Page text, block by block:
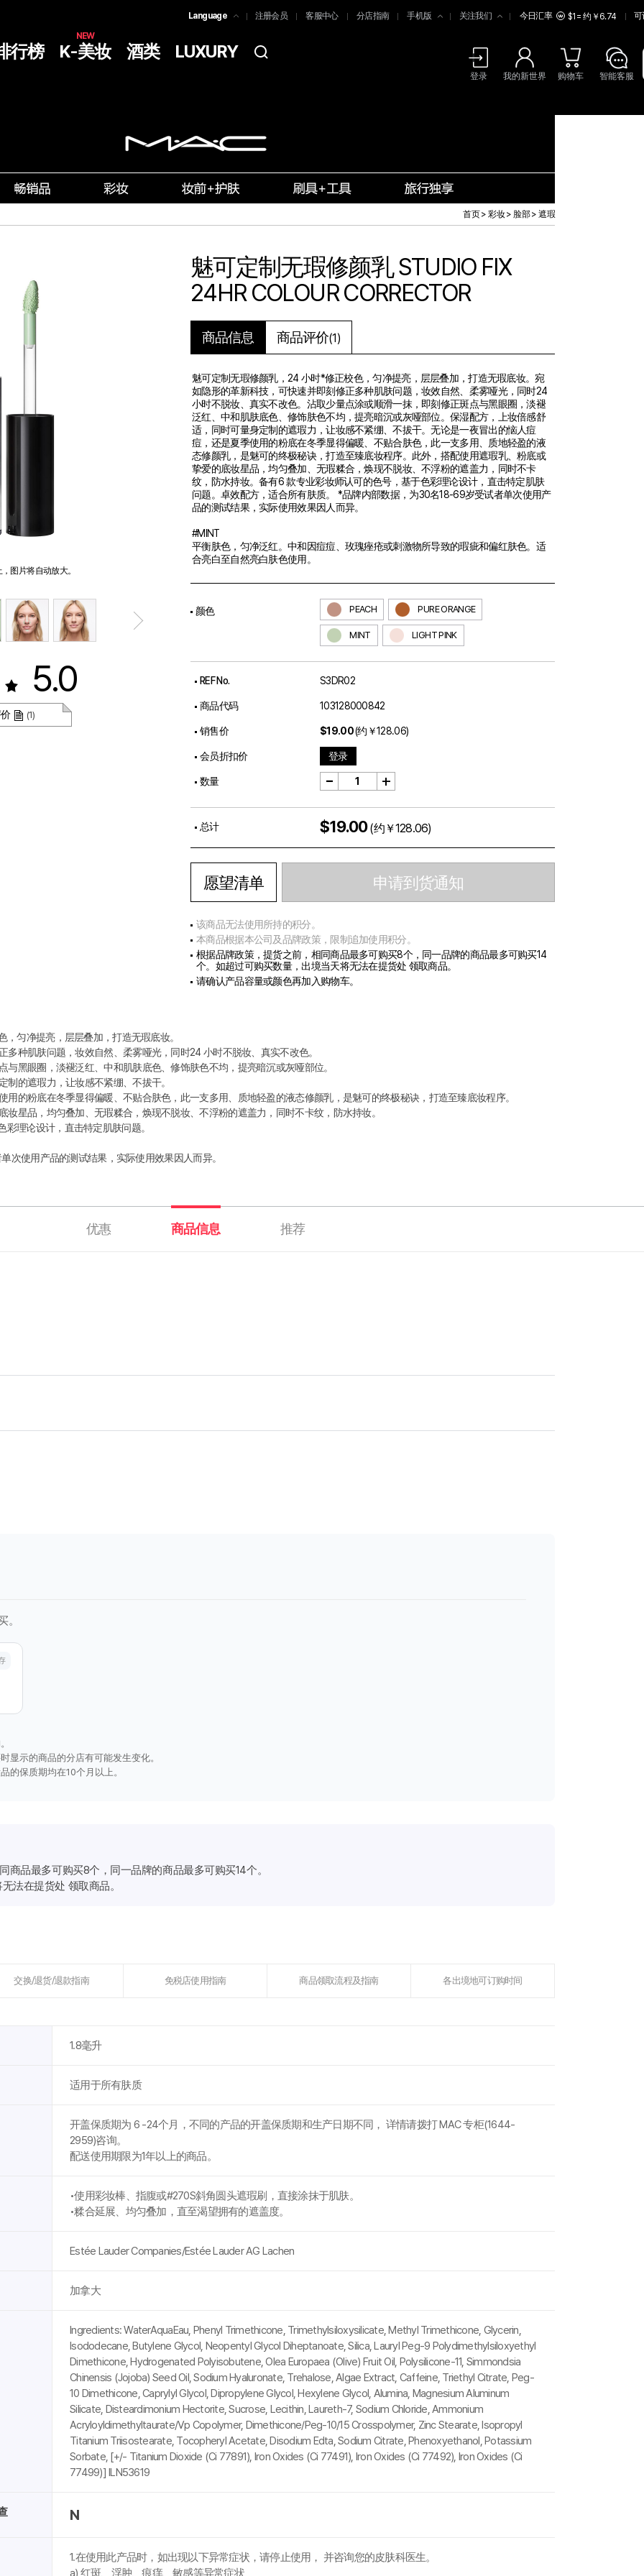
Language
简体中文
注册会员 客服中心 分店指南 手机版 关注我们 今日汇率 $1 = 约￥6.74 可
行榜 K-美妆
NEW
酒类 LUXURY
登录 我的新世界 购物车 智能客服
首页>彩妆> 脸部>遮瑕
图片将自动放大。
5.0
(1)
魅可定制无瑕修颜乳 STUDIO FIX
24HR COLOUR CORRECTOR
商品信息 商品评价(1)
魅可定制无瑕修颜乳，24 小时*修正校色，匀净提亮，层层叠加，打造无瑕底妆。宛
如隐形的革新科技，可快速并即刻修正多种肌肤问题，妆效自然、柔雾哑光，同时24
小时不脱妆、真实不改色。沾取少量点涂或顺滑一抹，即刻修正斑点与黑眼圈，淡褪
泛红、中和肌肤底色、修饰肤色不均，提亮暗沉或灰哑部位。保湿配方，上妆倍感舒
适，同时可量身定制的遮瑕力，让妆感不紧绷、不拔干。无论是一夜冒出的恼人痘
痘，还是夏季使用的粉底在冬季显得偏暖、不贴合肤色，此一支多用、质地轻盈的液
态修颜乳，是魅可的终极秘诀，打造至臻底妆程序。此外，搭配使用遮瑕乳、粉底或
挚爱的底妆星品，均匀叠加、无瑕糅合，焕现不脱妆、不浮粉的遮盖力，同时不卡
纹，防水持妆。备有6 款专业彩妆师认可的色号，基于色彩理论设计，直击特定肌肤
问题。卓效配方，适合所有肤质。 *品牌内部数据，为30名18-69岁受试者单次使用产
品的测试结果，实际使用效果因人而异。
#MINT
平衡肤色，匀净泛红。中和因痘痘、玫瑰痤疮或刺激物所导致的瑕疵和偏红肤色。适
合亮白至自然亮白肤色使用。
颜色 PEACH PURE ORANGE
MINT LIGHT PINK
REF No. S3DR02
商品代码 103128000842
销售价 $19.00(约￥128.06)
会员折扣价 登录
数量 - +
总计 $19.00(约￥128.06)
愿望清单 申请到货通知
该商品无法使用所持的积分。
本商品根据本公司及品牌政策，限制追加使用积分。
根据品牌政策，提货之前，相同商品最多可购买8个，同一品牌的商品最多可购买14
个。如超过可购买数量，出境当天将无法在提货处 领取商品。
请确认产品容量或颜色再加入购物车。
匀净提亮，层层叠加，打造无瑕底妆。
多种肌肤问题，妆效自然、柔雾哑光，同时24 小时不脱妆、真实不改色。
与黑眼圈，淡褪泛红、中和肌肤底色、修饰肤色不均，提亮暗沉或灰哑部位。
的遮瑕力，让妆感不紧绷、不拔干。
用的粉底在冬季显得偏暖、不贴合肤色，此一支多用、质地轻盈的液态修颜乳，是魅可的终极秘诀，打造至臻底妆程序。
妆星品，均匀叠加、无瑕糅合，焕现不脱妆、不浮粉的遮盖力，同时不卡纹，防水持妆。
理论设计，直击特定肌肤问题。
次使用产品的测试结果，实际使用效果因人而异。
优惠 商品信息 推荐
。
显示的商品的分店有可能发生变化。
的保质期均在10个月以上。
商品最多可购买8个，同一品牌的商品最多可购买14个。
法在提货处 领取商品。
交换/退货/退款指南 免税店使用指南 商品领取流程及指南 各出境地可订购时间
1.8毫升
适用于所有肤质
开盖保质期为 6 -24个月，不同的产品的开盖保质期和生产日期不同， 详情请拨打 MAC 专柜(1644-
2959)咨询。
配送使用期限为1年以上的商品。
•使用彩妆棒、指腹或#270S斜角圆头遮瑕刷，直接涂抹于肌肤。
•糅合延展、均匀叠加，直至渴望拥有的遮盖度。
Estée Lauder Companies/Estée Lauder AG Lachen
加拿大
Ingredients: WaterAquaEau, Phenyl Trimethicone, Trimethylsiloxysilicate, Methyl Trimethicone, Glycerin,
Isododecane, Butylene Glycol, Neopentyl Glycol Diheptanoate, Silica, Lauryl Peg-9 Polydimethylsiloxyethyl
Dimethicone, Hydrogenated Polyisobutene, Olea Europaea (Olive) Fruit Oil, Polysilicone-11, Simmondsia
Chinensis (Jojoba) Seed Oil, Sodium Hyaluronate, Trehalose, Algae Extract, Caffeine, Triethyl Citrate, Peg-
10 Dimethicone, Caprylyl Glycol, Dipropylene Glycol, Hexylene Glycol, Alumina, Magnesium Aluminum
Silicate, Disteardimonium Hectorite, Sucrose, Lecithin, Laureth-7, Sodium Chloride, Ammonium
Acryloyldimethyltaurate/Vp Copolymer, Dimethicone/Peg-10/15 Crosspolymer, Zinc Stearate, Isopropyl
Titanium Triisostearate, Tocopheryl Acetate, Disodium Edta, Sodium Citrate, Phenoxyethanol, Potassium
Sorbate, [+/- Titanium Dioxide (Ci 77891), Iron Oxides (Ci 77491), Iron Oxides (Ci 77492), Iron Oxides (Ci
77499)] ILN53619
N
1.在使用此产品时，如出现以下异常症状，请停止使用， 并咨询您的皮肤科医生。
a) 红斑、浮肿、痕痒、敏感等异常症状